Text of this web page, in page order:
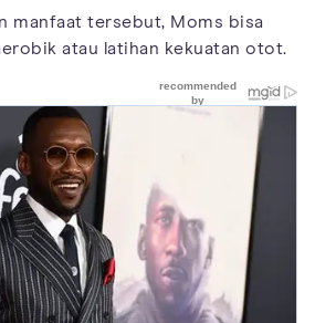
manfaat tersebut, Moms bisa
atau latihan kekuatan otot.